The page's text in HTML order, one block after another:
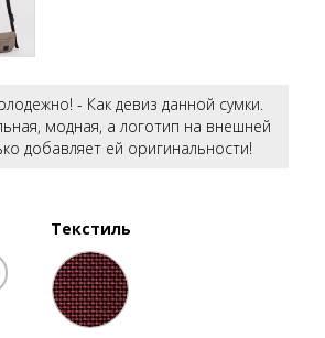
- Как девиз данной сумки.
модная, а логотип на внешней
добавляет ей оригинальности!
Текстиль